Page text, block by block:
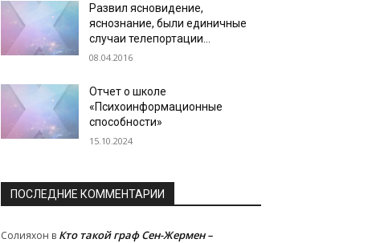
Развил ясновидение,
яснознание, были единичные
случаи телепортации…
08.04.2016
Отчет о школе
«Психоинформационные
способности»
15.10.2024
ПОСЛЕДНИЕ КОММЕНТАРИИ
Солияхон в Кто такой граф Сен-Жермен –